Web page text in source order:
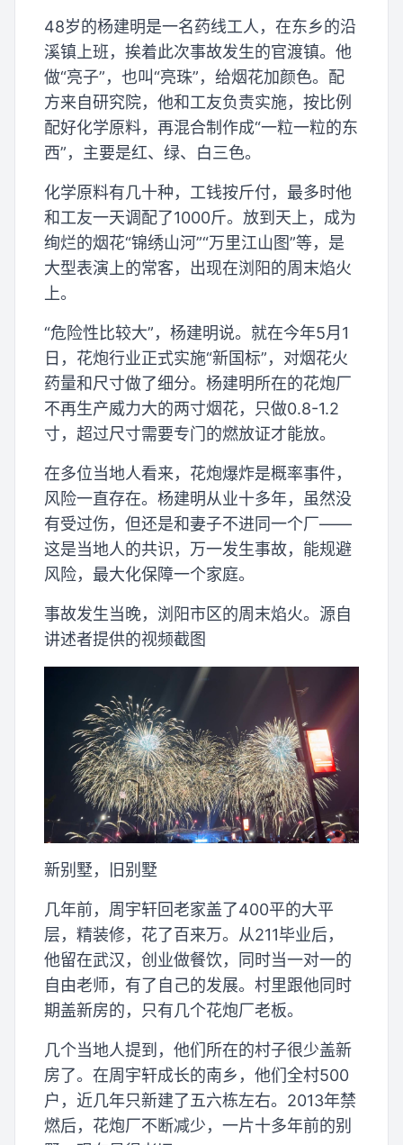
48岁的杨建明是一名药线工人，在东乡的沿
溪镇上班，挨着此次事故发生的官渡镇。他
做“亮子”，也叫“亮珠”，给烟花加颜色。配
方来自研究院，他和工友负责实施，按比例
配好化学原料，再混合制作成“一粒一粒的东
西”，主要是红、绿、白三色。
化学原料有几十种，工钱按斤付，最多时他
和工友一天调配了1000斤。放到天上，成为
绚烂的烟花“锦绣山河”“万里江山图”等，是
大型表演上的常客，出现在浏阳的周末焰火
上。
“危险性比较大”，杨建明说。就在今年5月1
日，花炮行业正式实施“新国标”，对烟花火
药量和尺寸做了细分。杨建明所在的花炮厂
不再生产威力大的两寸烟花，只做0.8-1.2
寸，超过尺寸需要专门的燃放证才能放。
在多位当地人看来，花炮爆炸是概率事件，
风险一直存在。杨建明从业十多年，虽然没
有受过伤，但还是和妻子不进同一个厂——
这是当地人的共识，万一发生事故，能规避
风险，最大化保障一个家庭。
事故发生当晚，浏阳市区的周末焰火。源自
讲述者提供的视频截图
新别墅，旧别墅
几年前，周宇轩回老家盖了400平的大平
层，精装修，花了百来万。从211毕业后，
他留在武汉，创业做餐饮，同时当一对一的
自由老师，有了自己的发展。村里跟他同时
期盖新房的，只有几个花炮厂老板。
几个当地人提到，他们所在的村子很少盖新
房了。在周宇轩成长的南乡，他们全村500
户，近几年只新建了五六栋左右。2013年禁
燃后，花炮厂不断减少，一片十多年前的别